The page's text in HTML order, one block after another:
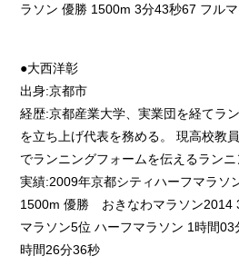
ラソン 優勝 1500m 3分43秒67 フル
●大西洋彰
出身:京都市
経歴:京都産業大学、実業団を経てラ
を立ち上げ代表を務める。 現高校教
でランニングフォームを伝えるラン
実績:2009年京都シティハーフマラ
1500m 優勝 おきなわマラソン2014
マラソン5位 ハーフマラソン 1時間
時間26分36秒